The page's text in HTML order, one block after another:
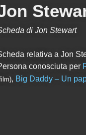
di Jon Stewart
relativa a Jon
conosciuta per
, Big Daddy – Un